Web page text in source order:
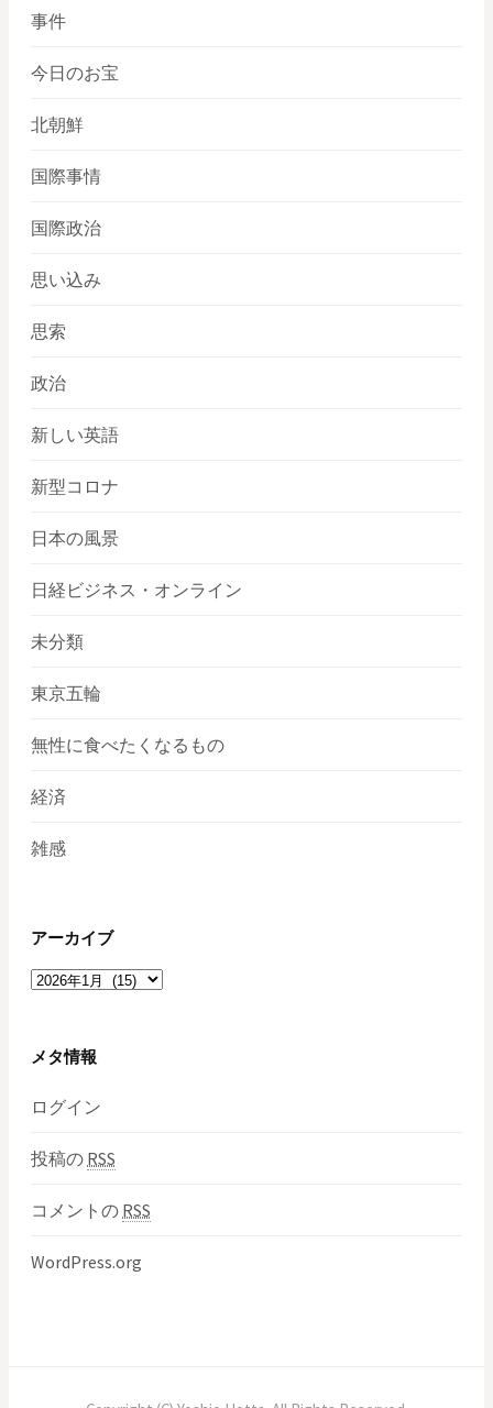
事件
今日のお宝
北朝鮮
国際事情
国際政治
思い込み
思索
政治
新しい英語
新型コロナ
日本の風景
日経ビジネス・オンライン
未分類
東京五輪
無性に食べたくなるもの
経済
雑感
アーカイブ
ア
イ
メタ情報
ログイン
投稿の RSS
コメントの RSS
WordPress.org